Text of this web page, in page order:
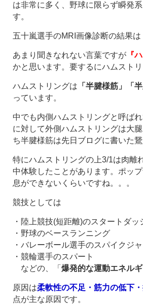
は非常に多く、野球に限らず瞬発
す。
五十嵐選手のMRI画像診断の結果は
あまり聞きなれない言葉ですが 『
かと思います。要するにハムスト
ハムストリングは 「半腱様筋」「
っています。
中でも内側ハムストリングと呼ば
に対して外側ハムストリングは大
ち半腱様筋は先日ブログに書いた
特にハムストリングの上3/1は肉離
中体験したことがあります。ポッ
息ができないくらいですね。。。
競技としては
・陸上競技(短距離)のスタートダッ
・野球のベースランニング
・バレーボール選手のスパイクジ
・競輪選手のスパート
などの、「 爆発的な運動エネル
原因は柔軟性の不足・筋力の低下
点が主な原因です。